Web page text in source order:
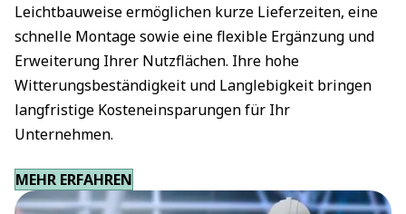
Leichtbauweise ermöglichen kurze Lieferzeiten, eine
schnelle Montage sowie eine flexible Ergänzung und
Erweiterung Ihrer Nutzflächen. Ihre hohe
Witterungsbeständigkeit und Langlebigkeit bringen
langfristige Kosteneinsparungen für Ihr
Unternehmen.
MEHR ERFAHREN